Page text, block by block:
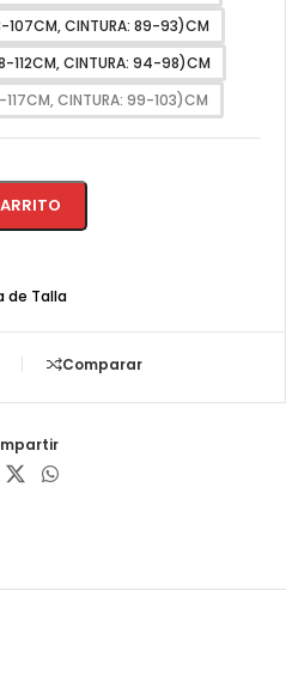
107CM, CINTURA: 89-93)CM
112CM, CINTURA: 94-98)CM
CINTURA: 99-103)CM
de Talla
Comparar